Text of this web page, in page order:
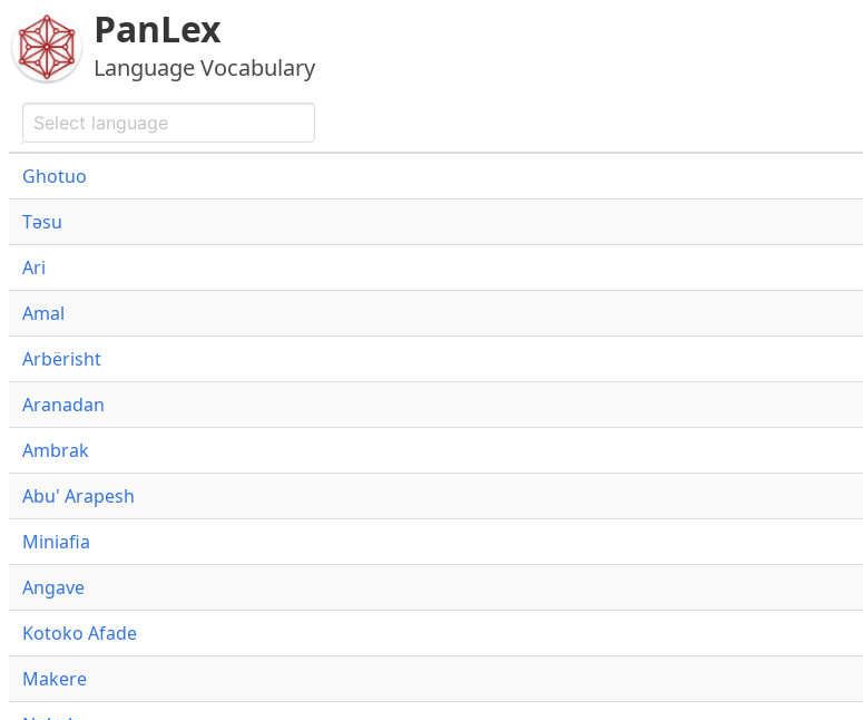
PanLex
Language Vocabulary
Ghotuo
Təsu
Ari
Amal
Arbërisht
Aranadan
Ambrak
Abu' Arapesh
Miniafia
Angave
Kotoko Afade
Makere